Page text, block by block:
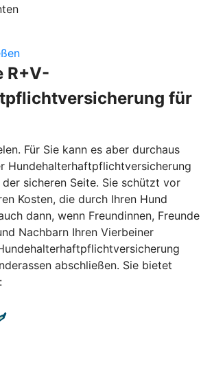
R+V-
für
Für Sie kann es aber durchaus
Hundehalterhaftpflichtversicherung
sicheren Seite. Sie schützt vor
Kosten, die durch Ihren Hund
dann, wenn Freundinnen, Freunde
Nachbarn Ihren Vierbeiner
abschließen. Sie bietet